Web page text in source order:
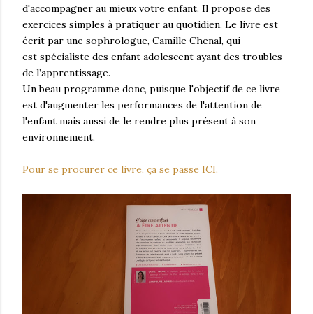
d'accompagner au mieux votre enfant. Il propose des
exercices simples à pratiquer au quotidien. Le livre est
écrit par une sophrologue, Camille Chenal, qui
est spécialiste des enfant adolescent ayant des troubles
de l’apprentissage.
Un beau programme donc, puisque l'objectif de ce livre
est d'augmenter les performances de l'attention de
l'enfant mais aussi de le rendre plus présent à son
environnement.
Pour se procurer ce livre, ça se passe ICI.